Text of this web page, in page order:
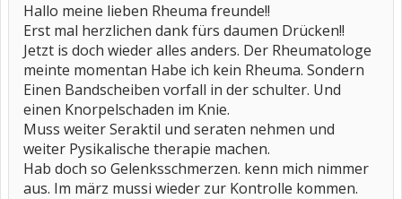
Hallo meine lieben Rheuma freunde!!
Erst mal herzlichen dank fürs daumen Drücken!!
Jetzt is doch wieder alles anders. Der Rheumatologe
meinte momentan Habe ich kein Rheuma. Sondern
Einen Bandscheiben vorfall in der schulter. Und
einen Knorpelschaden im Knie.
Muss weiter Seraktil und seraten nehmen und
weiter Pysikalische therapie machen.
Hab doch so Gelenksschmerzen. kenn mich nimmer
aus. Im märz mussi wieder zur Kontrolle kommen.